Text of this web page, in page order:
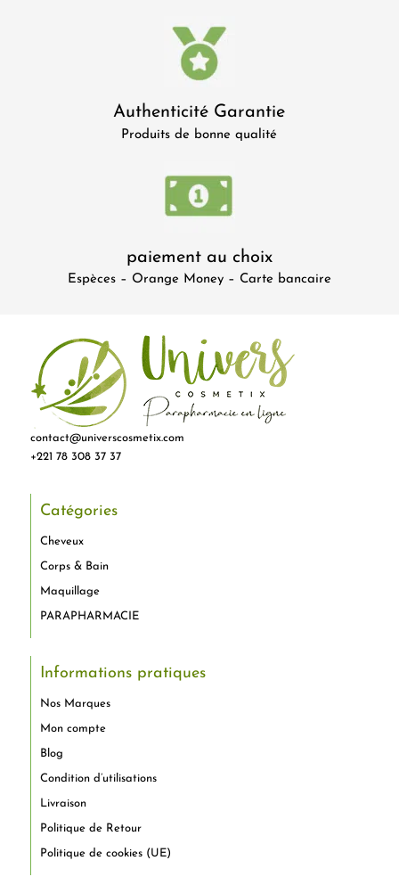
Authenticité Garantie
Produits de bonne qualité
paiement au choix
Espèces – Orange Money – Carte bancaire
contact@universcosmetix.com
+221 78 308 37 37
Catégories
Cheveux
Corps & Bain
Maquillage
PARAPHARMACIE
Informations pratiques
Nos Marques
Mon compte
Blog
Condition d’utilisations
Livraison
Politique de Retour
Politique de cookies (UE)